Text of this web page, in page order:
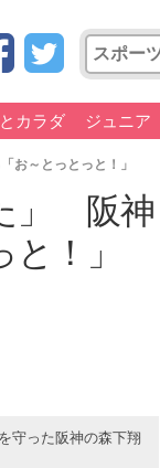
カラダ ジュニア
お～とっとっと！」
」 阪神
！」
守った阪神の森下翔